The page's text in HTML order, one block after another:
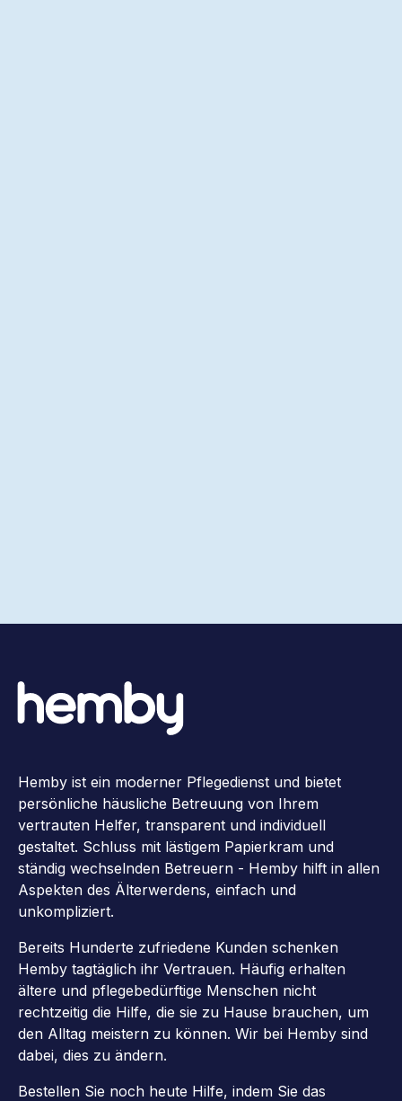
Hemby ist ein moderner Pflegedienst und bietet
persönliche häusliche Betreuung von Ihrem
vertrauten Helfer, transparent und individuell
gestaltet. Schluss mit lästigem Papierkram und
ständig wechselnden Betreuern - Hemby hilft in allen
Aspekten des Älterwerdens, einfach und
unkompliziert.
Bereits Hunderte zufriedene Kunden schenken
Hemby tagtäglich ihr Vertrauen. Häufig erhalten
ältere und pflegebedürftige Menschen nicht
rechtzeitig die Hilfe, die sie zu Hause brauchen, um
den Alltag meistern zu können. Wir bei Hemby sind
dabei, dies zu ändern.
Bestellen Sie noch heute Hilfe, indem Sie das